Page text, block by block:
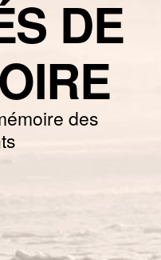
DE
des